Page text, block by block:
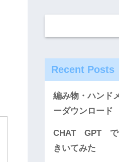
Recent Posts
編み物・ハンド
ーダウンロード
CHAT GPT で
きいてみた